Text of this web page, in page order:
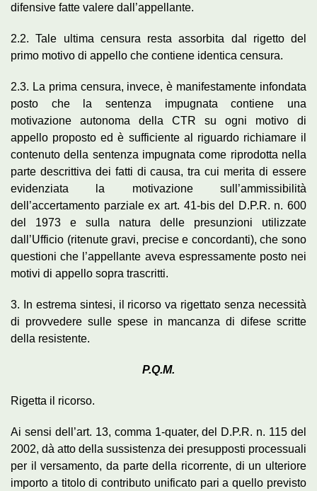
difensive fatte valere dall’appellante.
2.2. Tale ultima censura resta assorbita dal rigetto del
primo motivo di appello che contiene identica censura.
2.3. La prima censura, invece, è manifestamente infondata
posto che la sentenza impugnata contiene una
motivazione autonoma della CTR su ogni motivo di
appello proposto ed è sufficiente al riguardo richiamare il
contenuto della sentenza impugnata come riprodotta nella
parte descrittiva dei fatti di causa, tra cui merita di essere
evidenziata la motivazione sull’ammissibilità
dell’accertamento parziale ex art. 41-bis del D.P.R. n. 600
del 1973 e sulla natura delle presunzioni utilizzate
dall’Ufficio (ritenute gravi, precise e concordanti), che sono
questioni che l’appellante aveva espressamente posto nei
motivi di appello sopra trascritti.
3. In estrema sintesi, il ricorso va rigettato senza necessità
di provvedere sulle spese in mancanza di difese scritte
della resistente.
P.Q.M.
Rigetta il ricorso.
Ai sensi dell’art. 13, comma 1-quater, del D.P.R. n. 115 del
2002, dà atto della sussistenza dei presupposti processuali
per il versamento, da parte della ricorrente, di un ulteriore
importo a titolo di contributo unificato pari a quello previsto